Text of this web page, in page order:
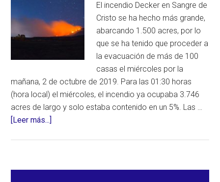
El incendio Decker en Sangre de
Cristo se ha hecho más grande,
abarcando 1.500 acres, por lo
que se ha tenido que proceder a
la evacuación de más de 100
casas el miércoles por la
mañana, 2 de octubre de 2019. Para las 01:30 horas
(hora local) el miércoles, el incendio ya ocupaba 3.746
acres de largo y solo estaba contenido en un 5%. Las …
[Leer más...]
por